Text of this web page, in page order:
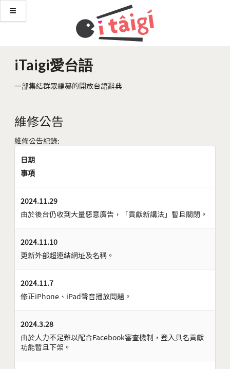
iTaigi愛台語
一部集結群眾編纂的開放台語辭典
維修公告
維修公告紀錄:
日期
事項
2024.11.29
由於後台仍收到大量惡意廣告，「貢獻新講法」暫且關閉。
2024.11.10
更新外部超連結網址及名稱。
2024.11.7
修正iPhone、iPad聲音播放問題。
2024.3.28
由於人力不足難以配合Facebook審查機制，登入具名貢獻
功能暫且下架。